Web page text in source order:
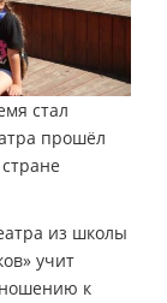
стал
прошёл
из школы
учит
к